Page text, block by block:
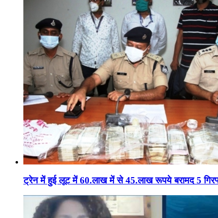
ट्रेन में हुई लूट में 60.लाख में से 45.लाख रूपये बरामद 5